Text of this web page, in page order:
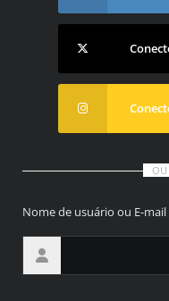
OU
Nome de usuário ou E-mail